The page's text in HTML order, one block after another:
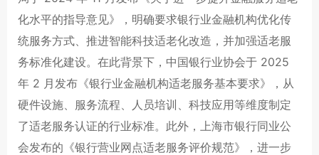
化水平的指导意见》，明确要求银行业金融机构优化传
统服务方式、推进智能科技适老化改造，并加强适老服
务标准化建设。在此背景下，中国银行业协会于 2025
年 2 月发布《银行业金融机构适老服务基本要求》，从
硬件设施、服务流程、人员培训、科技应用等维度制定
了适老服务认证的行业标准。此外，上海市银行同业公
会发布的《银行营业网点适老服务评价规范》，进一步